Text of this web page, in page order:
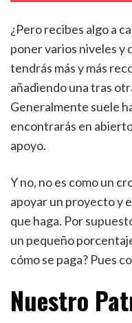
¿Pero recibes algo a
poner varios niveles y
tendrás más y más
añadiendo una tras
Generalmente suele
encontrarás en
apoyo.
Y no, no es como un
apoyar un proyecto y
que haga. Por
un pequeño
cómo se paga? Pues
Nuestro